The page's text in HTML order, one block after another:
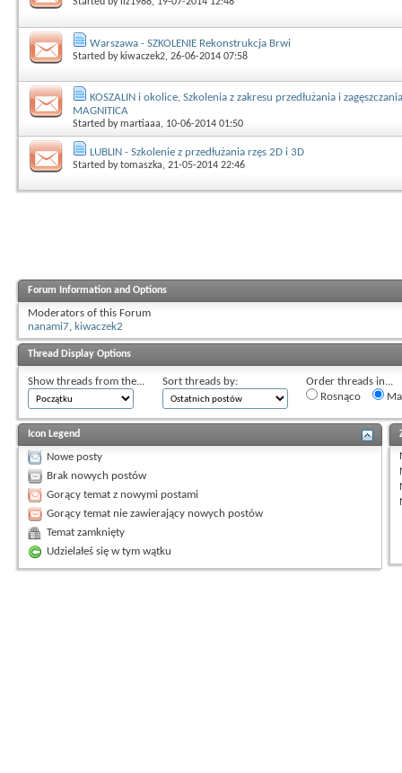
Warszawa - SZKOLENIE Rekonstrukcja Brwi
Started by kiwaczek2, 26-06-2014 07:58
KOSZALIN i okolice, Szkolenia z zakresu przedłużania i
MAGNITICA
Started bymartiaaa, 10-06-2014 01:50
LUBLIN - Szkolenie z przedłużania rzęs 2D i 3D
Started bytomaszka, 21-05-2014 22:46
Forum Information and Options
Moderators of this Forum
nanami7, kiwaczek2
Thread Display Options
Show threads from the... Sort threads by:
Order threads in...
Rosnąco
Icon Legend
Nowe posty
Brak nowych postów
Gorący temat z nowymi postami
Gorący temat nie zawierający nowych postów
Temat zamknięty
Udzielałeś się w tym wątku